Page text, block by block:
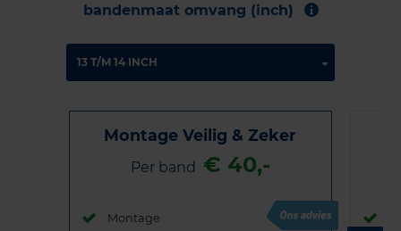
bandenmaat omvang (inch)
Montage Veilig & Zeker
Per band € 40,-
Montage